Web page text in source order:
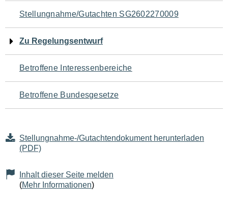
Navigation
für
den
Seiteninhalt
Stellungnahme/Gutachten SG2602270009
Zu Regelungsentwurf
Betroffene Interessenbereiche
Betroffene Bundesgesetze
Stellungnahme-/Gutachtendokument herunterladen
(PDF)
Inhalt dieser Seite melden
(Mehr Informationen)